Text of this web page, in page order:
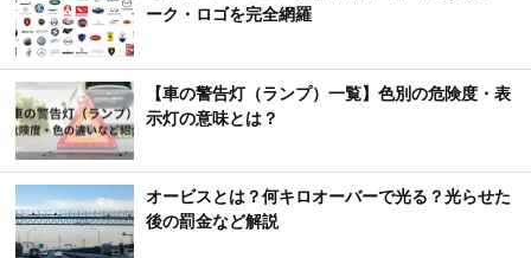
ーク・ロゴを完全網羅
【車の警告灯（ランプ）一覧】色別の危険度・表
示灯の意味とは？
オービスとは？何キロオーバーで光る？光らせた
後の罰金など解説